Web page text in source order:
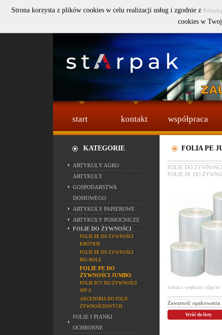
Szukaj :
start kontakt współpraca
KATEGORIE
ARTYKUŁY AGRO
ARTYKUŁY
GOSPODARSTWA
DOMOWEGO
ARTYKUŁY PAPIEROWE
ARTYKUŁY POMOCNICZE
FOLIE DO ŻYWNOŚCI
FOLIE PE DO ŻYWNOŚCI
KRÓTKIE
FOLIE PE DO ŻYWNOŚCI
BIG-ROLE
FOLIE PE DO
ŻYWNOŚCI JUMBO
FOLIE PCV DO ŻYWNOŚCI
SPF-S
AKCESORIA DO FOLII
ŻYWNOŚCIOWYCH
FOLIE I PIANKI
OCHRONNE
FOLIA PE
FOLIE DO
FOLIE PE DO
zobacz większe zdjęcie
Zawartość
Wróć do listy
Strona korzysta z plików cookies w celu realizacji usług i zgodnie z
cookies w